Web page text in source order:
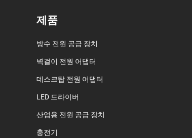
제품
방수 전원 공급 장치
벽걸이 전원 어댑터
데스크탑 전원 어댑터
LED 드라이버
산업용 전원 공급 장치
충전기